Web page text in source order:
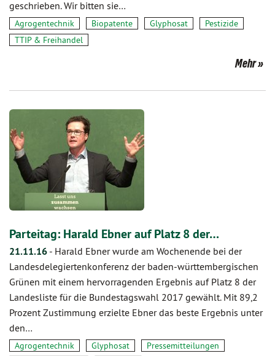
geschrieben. Wir bitten sie…
Agrogentechnik Biopatente Glyphosat
Pestizide
TTIP & Freihandel
Mehr
Parteitag: Harald Ebner auf Platz 8 der…
21.11.16 - Harald Ebner wurde am Wochenende bei der
Landesdelegiertenkonferenz der baden-württembergischen
Grünen mit einem hervorragenden Ergebnis auf Platz 8 der
Landesliste für die Bundestagswahl 2017 gewählt. Mit 89,2
Prozent Zustimmung erzielte Ebner das beste Ergebnis unter
den…
Agrogentechnik Glyphosat
Pressemitteilungen